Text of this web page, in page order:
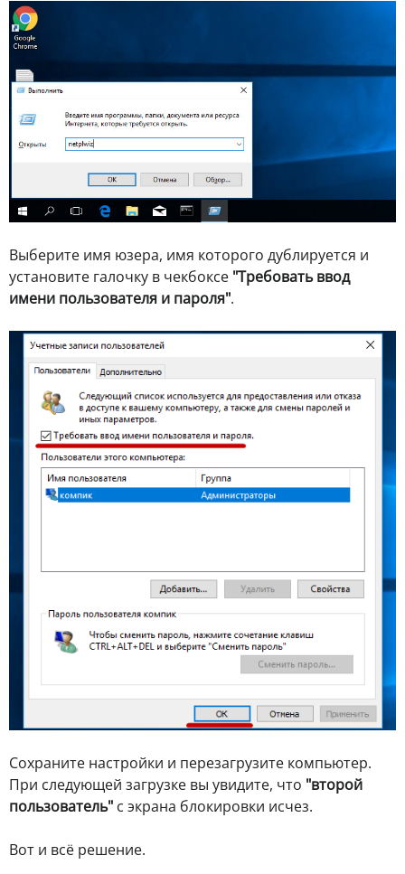
Выберите имя юзера, имя которого дублируется и
установите галочку в чекбоксе "Требовать ввод
имени пользователя и пароля".
Сохраните настройки и перезагрузите компьютер.
При следующей загрузке вы увидите, что "второй
пользователь" с экрана блокировки исчез.
Вот и всё решение.